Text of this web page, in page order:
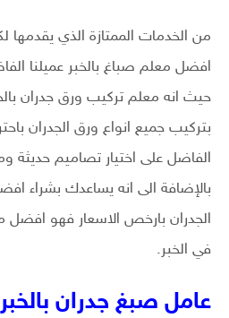
من الخدمات الممتازة الذي يقدمها
افضل معلم صباغ بالخبر عميلنا
حيث انه معلم تركيب ورق جدران
بتركيب جميع انواع ورق الجدران
الفاضل على اختيار تصاميم حديثة
بالإضافة الى انه يساعدك بشراء
الجدران بارخص الاسعار فهو
في الخبر.
عامل صبغ جدران بالخبر